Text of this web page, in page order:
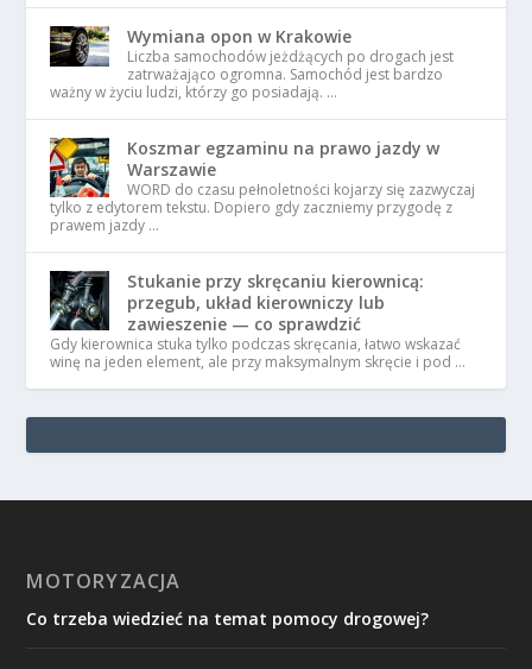
Wymiana opon w Krakowie
Liczba samochodów jeżdżących po drogach jest
zatrważająco ogromna. Samochód jest bardzo
ważny w życiu ludzi, którzy go posiadają. …
Koszmar egzaminu na prawo jazdy w
Warszawie
WORD do czasu pełnoletności kojarzy się zazwyczaj
tylko z edytorem tekstu. Dopiero gdy zaczniemy przygodę z
prawem jazdy …
Stukanie przy skręcaniu kierownicą:
przegub, układ kierowniczy lub
zawieszenie — co sprawdzić
Gdy kierownica stuka tylko podczas skręcania, łatwo wskazać
winę na jeden element, ale przy maksymalnym skręcie i pod …
MOTORYZACJA
Co trzeba wiedzieć na temat pomocy drogowej?